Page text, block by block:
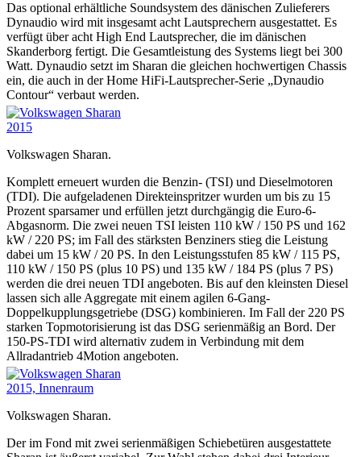
Das optional erhältliche Soundsystem des dänischen Zulieferers
Dynaudio wird mit insgesamt acht Lautsprechern ausgestattet. Es
verfügt über acht High End Lautsprecher, die im dänischen
Skanderborg fertigt. Die Gesamtleistung des Systems liegt bei 300
Watt. Dynaudio setzt im Sharan die gleichen hochwertigen Chassis
ein, die auch in der Home HiFi-Lautsprecher-Serie „Dynaudio
Contour“ verbaut werden.
Volkswagen Sharan.
Komplett erneuert wurden die Benzin- (TSI) und Dieselmotoren
(TDI). Die aufgeladenen Direkteinspritzer wurden um bis zu 15
Prozent sparsamer und erfüllen jetzt durchgängig die Euro-6-
Abgasnorm. Die zwei neuen TSI leisten 110 kW / 150 PS und 162
kW / 220 PS; im Fall des stärksten Benziners stieg die Leistung
dabei um 15 kW / 20 PS. In den Leistungsstufen 85 kW / 115 PS,
110 kW / 150 PS (plus 10 PS) und 135 kW / 184 PS (plus 7 PS)
werden die drei neuen TDI angeboten. Bis auf den kleinsten Diesel
lassen sich alle Aggregate mit einem agilen 6-Gang-
Doppelkupplungsgetriebe (DSG) kombinieren. Im Fall der 220 PS
starken Topmotorisierung ist das DSG serienmäßig an Bord. Der
150-PS-TDI wird alternativ zudem in Verbindung mit dem
Allradantrieb 4Motion angeboten.
Volkswagen Sharan.
Der im Fond mit zwei serienmäßigen Schiebetüren ausgestattete